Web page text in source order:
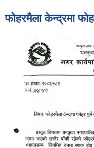
फोहरमैला केन्द्रमा